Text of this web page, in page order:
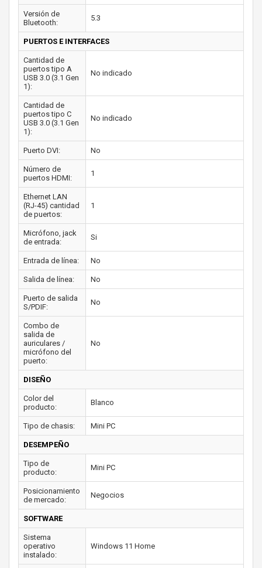
Versión de
Bluetooth:
5.3
PUERTOS E INTERFACES
Cantidad de
puertos tipo A
USB 3.0 (3.1 Gen
1):
No indicado
Cantidad de
puertos tipo C
USB 3.0 (3.1 Gen
1):
No indicado
Puerto DVI: No
Número de
puertos HDMI:
1
Ethernet LAN
(RJ-45) cantidad
de puertos:
1
Micrófono, jack
de entrada:
Si
Entrada de línea: No
Salida de línea: No
Puerto de salida
S/PDIF:
No
Combo de
salida de
auriculares /
micrófono del
puerto:
No
DISEÑO
Color del
producto:
Blanco
Tipo de chasis: Mini PC
DESEMPEÑO
Tipo de
producto:
Mini PC
Posicionamiento
de mercado:
Negocios
SOFTWARE
Sistema
operativo
instalado:
Windows 11 Home